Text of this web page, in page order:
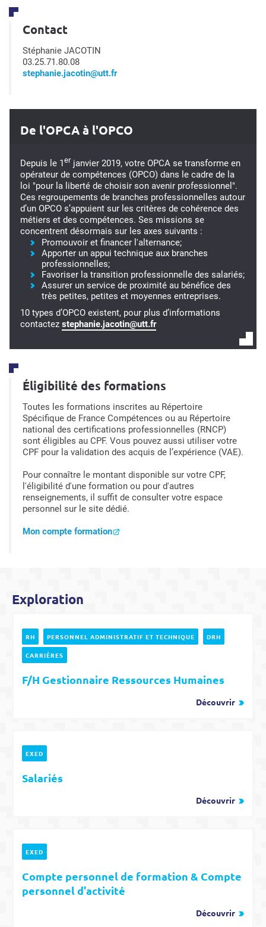
Contact
Stéphanie JACOTIN
03.25.71.80.08
stephanie.jacotin@utt.fr
De l'OPCA à l'OPCO
Depuis le 1 er janvier 2019, votre OPCA se transforme en
opérateur de compétences (OPCO) dans le cadre de la
loi "pour la liberté de choisir son avenir professionnel".
Ces regroupements de branches professionnelles autour
d’un OPCO s’appuient sur les critères de cohérence des
métiers et des compétences. Ses missions se
concentrent désormais sur les axes suivants :
Promouvoir et financer l'alternance;
Apporter un appui technique aux branches
professionnelles;
Favoriser la transition professionnelle des salariés;
Assurer un service de proximité au bénéfice des
très petites, petites et moyennes entreprises.
10 types d’OPCO existent, pour plus d’informations
contactez stephanie.jacotin@utt.fr
Éligibilité des formations
Toutes les formations inscrites au Répertoire
Spécifique de France Compétences ou au Répertoire
national des certifications professionnelles (RNCP)
sont éligibles au CPF. Vous pouvez aussi utiliser votre
CPF pour la validation des acquis de l’expérience (VAE).
Pour connaître le montant disponible sur votre CPF,
l'éligibilité d'une formation ou pour d'autres
renseignements, il suffit de consulter votre espace
personnel sur le site dédié.
Mon compte formation
Exploration
RH PERSONNEL ADMINISTRATIF ET TECHNIQUE DRH
CARRIÈRES
F/H Gestionnaire Ressources Humaines
Découvrir
EXED
Salariés
Découvrir
EXED
Compte personnel de formation & Compte
personnel d'activité
Découvrir